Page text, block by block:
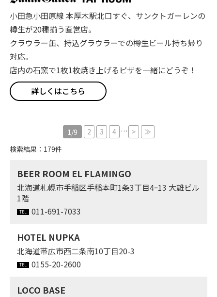
小田急小田原線 本厚木駅北口すぐ、サンクトガーレンの
樽生が20種揃う直営店。
クラウラー缶、持込グラウラーでの樽生ビール持ち帰り
対応。
店内の石窯で1枚1枚焼き上げるピザを一緒にどうぞ！
詳しくはこちら
検索結果：179件
1/9 2 3 4 … > ≫
BEER ROOM EL FLAMINGO
北海道札幌市手稲区手稲本町1条3丁目4ｰ13 大雄ビル
1階
011-691-7033
HOTEL NUPKA
北海道帯広市西二条南10丁目20-3
0155-20-2600
LOCO BASE